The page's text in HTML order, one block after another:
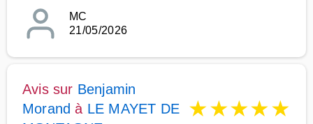
MC
21/05/2026
Avis sur Benjamin
Morand à LE MAYET DE
★★★★★